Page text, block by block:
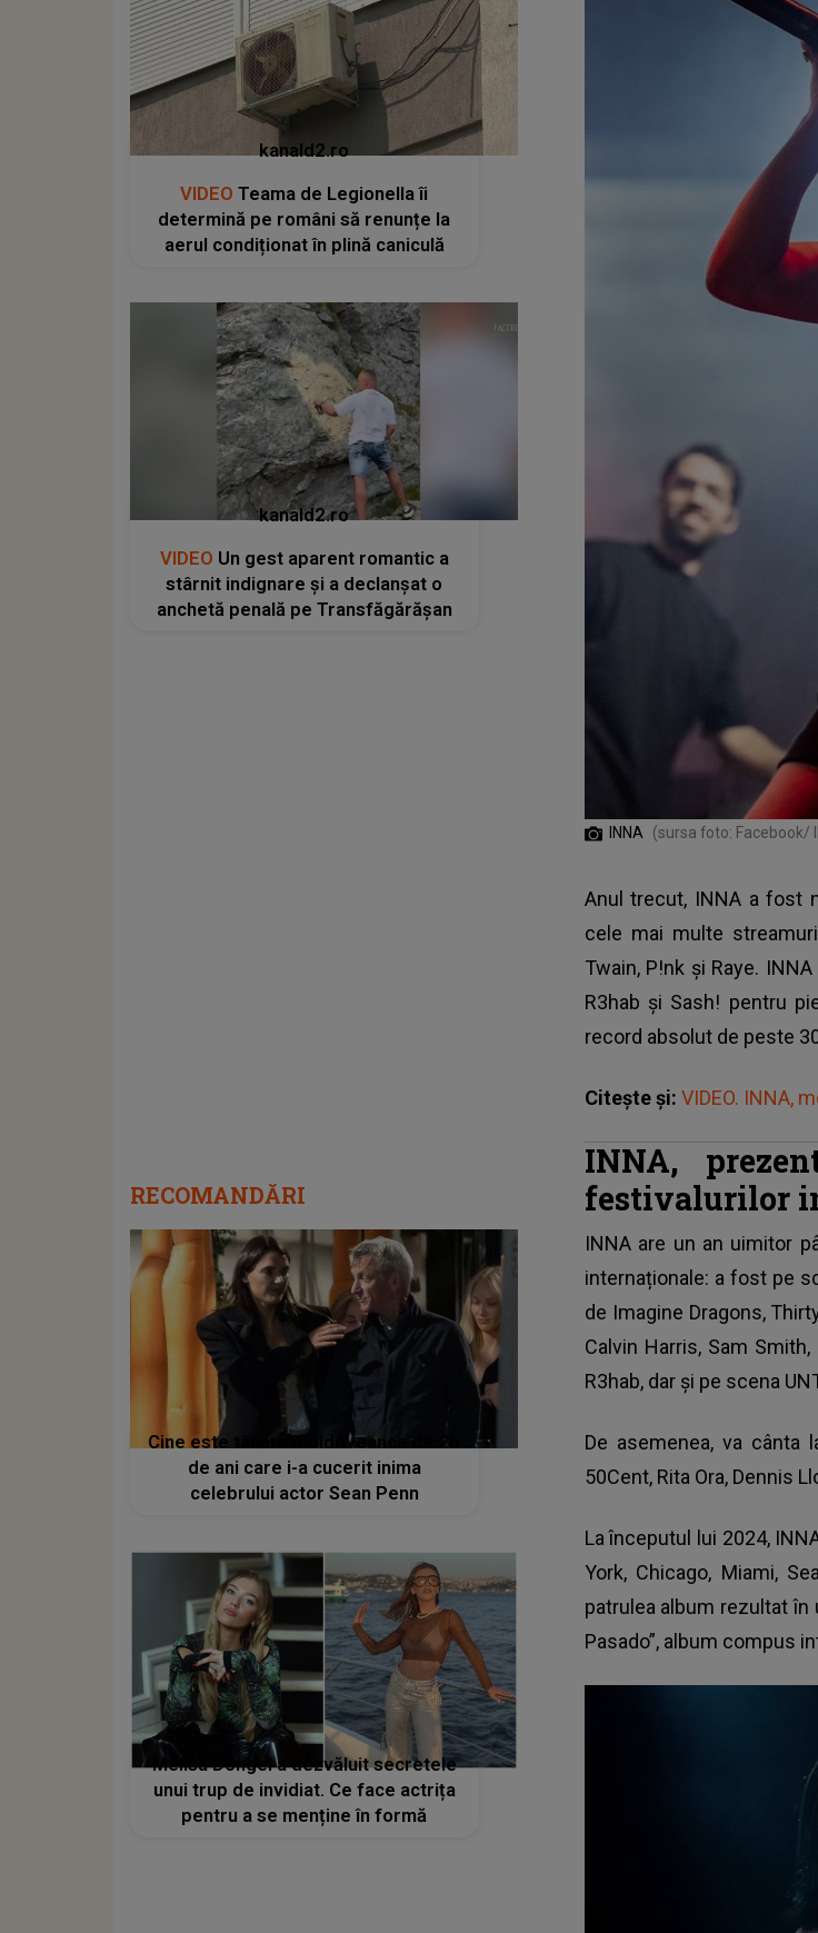
INNA (sursa foto: Facebook/
Anul trecut, INNA a fost
cele mai multe
Twain, P!nk și Raye.
R3hab şi Sash! pentru
record absolut de peste
Citește și: VIDEO. INNA,
INNA,
festivalurilor
INNAare un an uimitor
internaționale: a fost pe
de Imagine Dragons,
Calvin Harris, Sam
R3hab, dar și pe scena
De asemenea, va cânta
50Cent, Rita Ora, Dennis
La începutul lui 2024,
York, Chicago, Miami,
patrulea album rezultat în
Pasado”, album compus
kanald2.ro
VIDEO Teama de Legionella îi
determină pe români să renunțe la
aerul condiționat în plină caniculă
kanald2.ro
VIDEO Un gest aparent romantic a
stârnit indignare și a declanșat o
anchetă penală pe Transfăgărășan
RECOMANDĂRI
Cine este tânăra moldoveanca de 26
de ani care i-a cucerit inima
celebrului actor Sean Penn
Melisa Döngel a dezvăluit secretele
unui trup de invidiat. Ce face actrița
pentru a se menține în formă